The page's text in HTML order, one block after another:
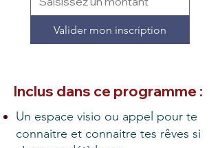
Valider mon inscription
Inclus dans ce programme :
Un espace visio ou appel pour te
connaitre et connaitre tes rêves si